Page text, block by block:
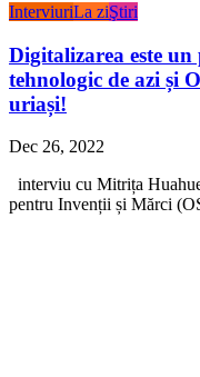
InterviuriLa ziŞtiri
Digitalizarea este
tehnologic de azi și
uriași!
Dec 26, 2022
interviu cu Mitrița
pentru Invenții și Mărci